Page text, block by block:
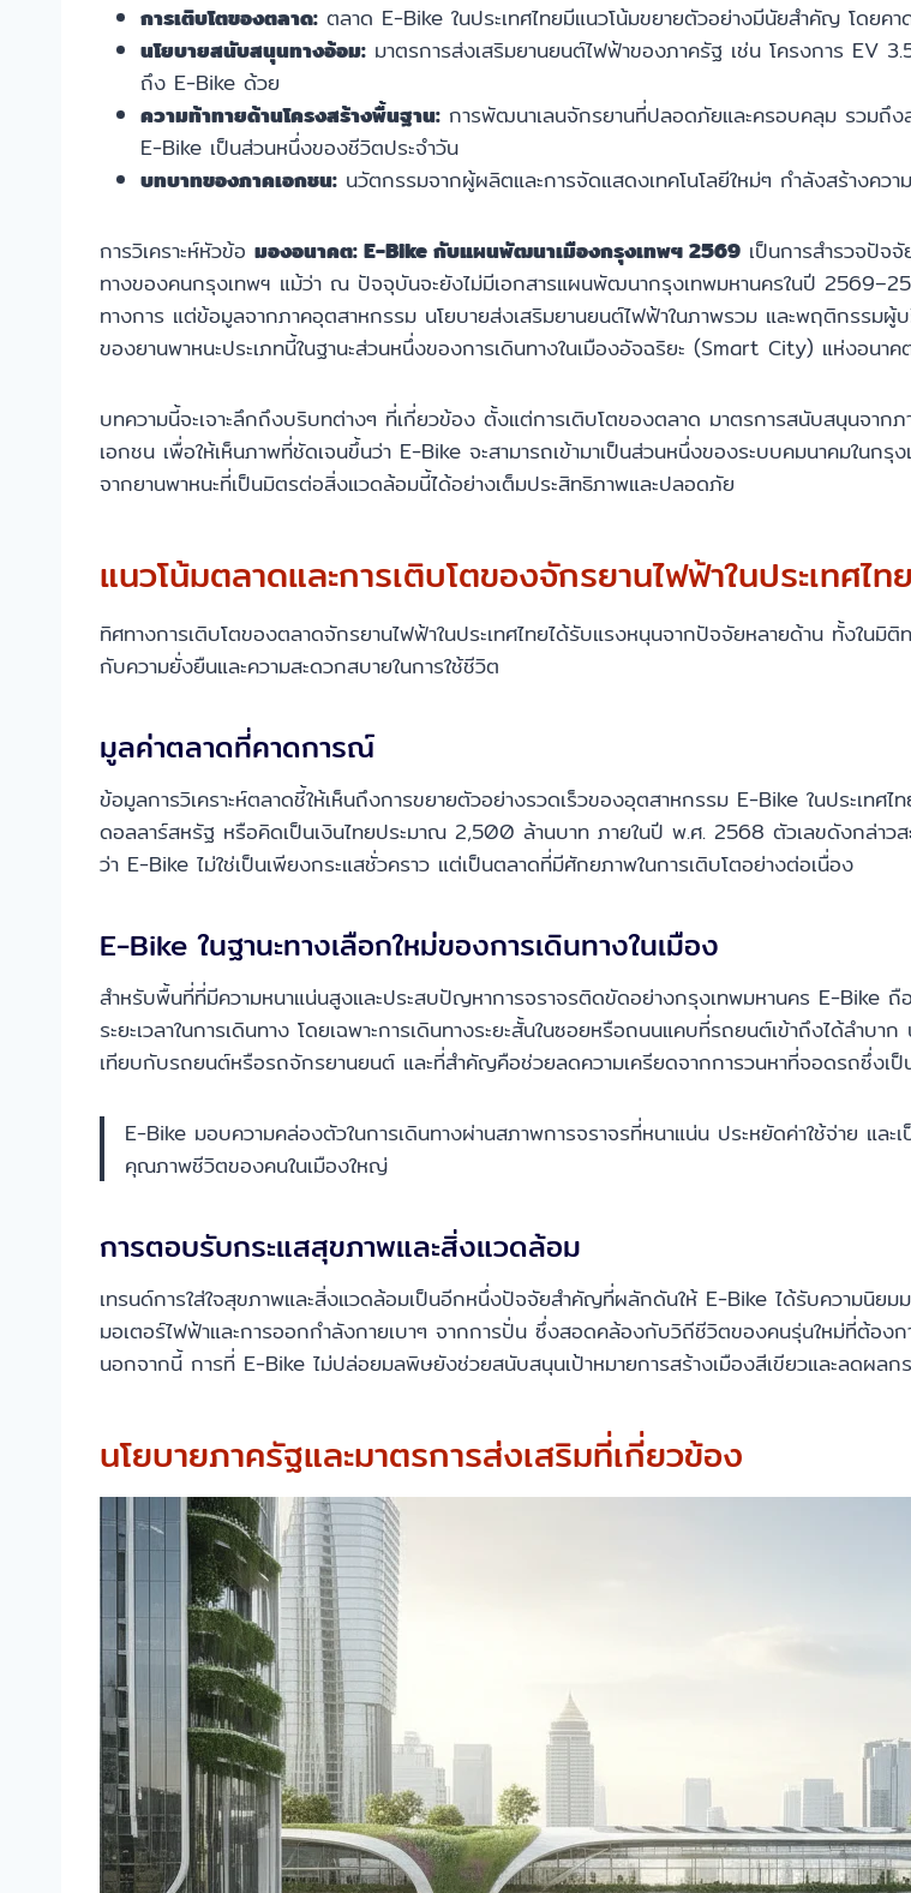
การเติบโตของตลาด: ตลาด E-Bike ในประเทศไทยมีแนวโน้มขยายตัวอย่างมีนัยสำคัญ โดยค
นโยบายสนับสนุนทางอ้อม: มาตรการส่งเสริมยานยนต์ไฟฟ้าของภาครัฐ เช่น โครงการ EV
ถึง E-Bike ด้วย
ความท้าทายด้านโครงสร้างพื้นฐาน: การพัฒนาเลนจักรยานที่ปลอดภัยและครอบคลุม รวมถึง
E-Bike เป็นส่วนหนึ่งของชีวิตประจำวัน
บทบาทของภาคเอกชน: นวัตกรรมจากผู้ผลิตและการจัดแสดงเทคโนโลยีใหม่ๆ กำลังสร้างคว
การวิเคราะห์หัวข้อ มองอนาคต: E-Bike กับแผนพัฒนาเมืองกรุงเทพฯ 2569 เป็นการสำรวจปัจ
ทางของคนกรุงเทพฯ แม้ว่า ณ ปัจจุบันจะยังไม่มีเอกสารแผนพัฒนากรุงเทพมหานครในปี
ทางการ แต่ข้อมูลจากภาคอุตสาหกรรม นโยบายส่งเสริมยานยนต์ไฟฟ้าในภาพรวม และพฤติกรร
ของยานพาหนะประเภทนี้ในฐานะส่วนหนึ่งของการเดินทางในเมืองอัจฉริยะ (Smart City) แห่งอนาค
บทความนี้จะเจาะลึกถึงบริบทต่างๆ ที่เกี่ยวข้อง ตั้งแต่การเติบโตของตลาด มาตรการสนับสนุนจาก
เอกชน เพื่อให้เห็นภาพที่ชัดเจนขึ้นว่า E-Bike จะสามารถเข้ามาเป็นส่วนหนึ่งของระบบคมนาคมในกรุ
จากยานพาหนะที่เป็นมิตรต่อสิ่งแวดล้อมนี้ได้อย่างเต็มประสิทธิภาพและปลอดภัย
แนวโน้มตลาดและการเติบโตของจักรยานไฟฟ้าในประเทศไทย
ทิศทางการเติบโตของตลาดจักรยานไฟฟ้าในประเทศไทยได้รับแรงหนุนจากปัจจัยหลายด้าน ทั้งใน
กับความยั่งยืนและความสะดวกสบายในการใช้ชีวิต
มูลค่าตลาดที่คาดการณ์
ข้อมูลการวิเคราะห์ตลาดชี้ให้เห็นถึงการขยายตัวอย่างรวดเร็วของอุตสาหกรรม E-Bike ในประเท
ดอลลาร์สหรัฐ หรือคิดเป็นเงินไทยประมาณ 2,500 ล้านบาท ภายในปี พ.ศ. 2568 ตัวเลขดังกล่าว
ว่า E-Bike ไม่ใช่เป็นเพียงกระแสชั่วคราว แต่เป็นตลาดที่มีศักยภาพในการเติบโตอย่างต่อเนื่อง
E-Bike ในฐานะทางเลือกใหม่ของการเดินทางในเมือง
สำหรับพื้นที่ที่มีความหนาแน่นสูงและประสบปัญหาการจราจรติดขัดอย่างกรุงเทพมหานคร E-Bike ถื
ระยะเวลาในการเดินทาง โดยเฉพาะการเดินทางระยะสั้นในซอยหรือถนนแคบที่รถยนต์เข้าถึงได้ลำบ
เทียบกับรถยนต์หรือรถจักรยานยนต์ และที่สำคัญคือช่วยลดความเครียดจากการวนหาที่จอดรถซึ่งเ
E-Bike มอบความคล่องตัวในการเดินทางผ่านสภาพการจราจรที่หนาแน่น ประหยัดค่าใช้จ่าย แล
คุณภาพชีวิตของคนในเมืองใหญ่
การตอบรับกระแสสุขภาพและสิ่งแวดล้อม
เทรนด์การใส่ใจสุขภาพและสิ่งแวดล้อมเป็นอีกหนึ่งปัจจัยสำคัญที่ผลักดันให้ E-Bike ได้รับความนิย
มอเตอร์ไฟฟ้าและการออกกำลังกายเบาๆ จากการปั่น ซึ่งสอดคล้องกับวิถีชีวิตของคนรุ่นใหม่ที่ต้อง
นอกจากนี้ การที่ E-Bike ไม่ปล่อยมลพิษยังช่วยสนับสนุนเป้าหมายการสร้างเมืองสีเขียวและลดผลก
นโยบายภาครัฐและมาตรการส่งเสริมที่เกี่ยวข้อง